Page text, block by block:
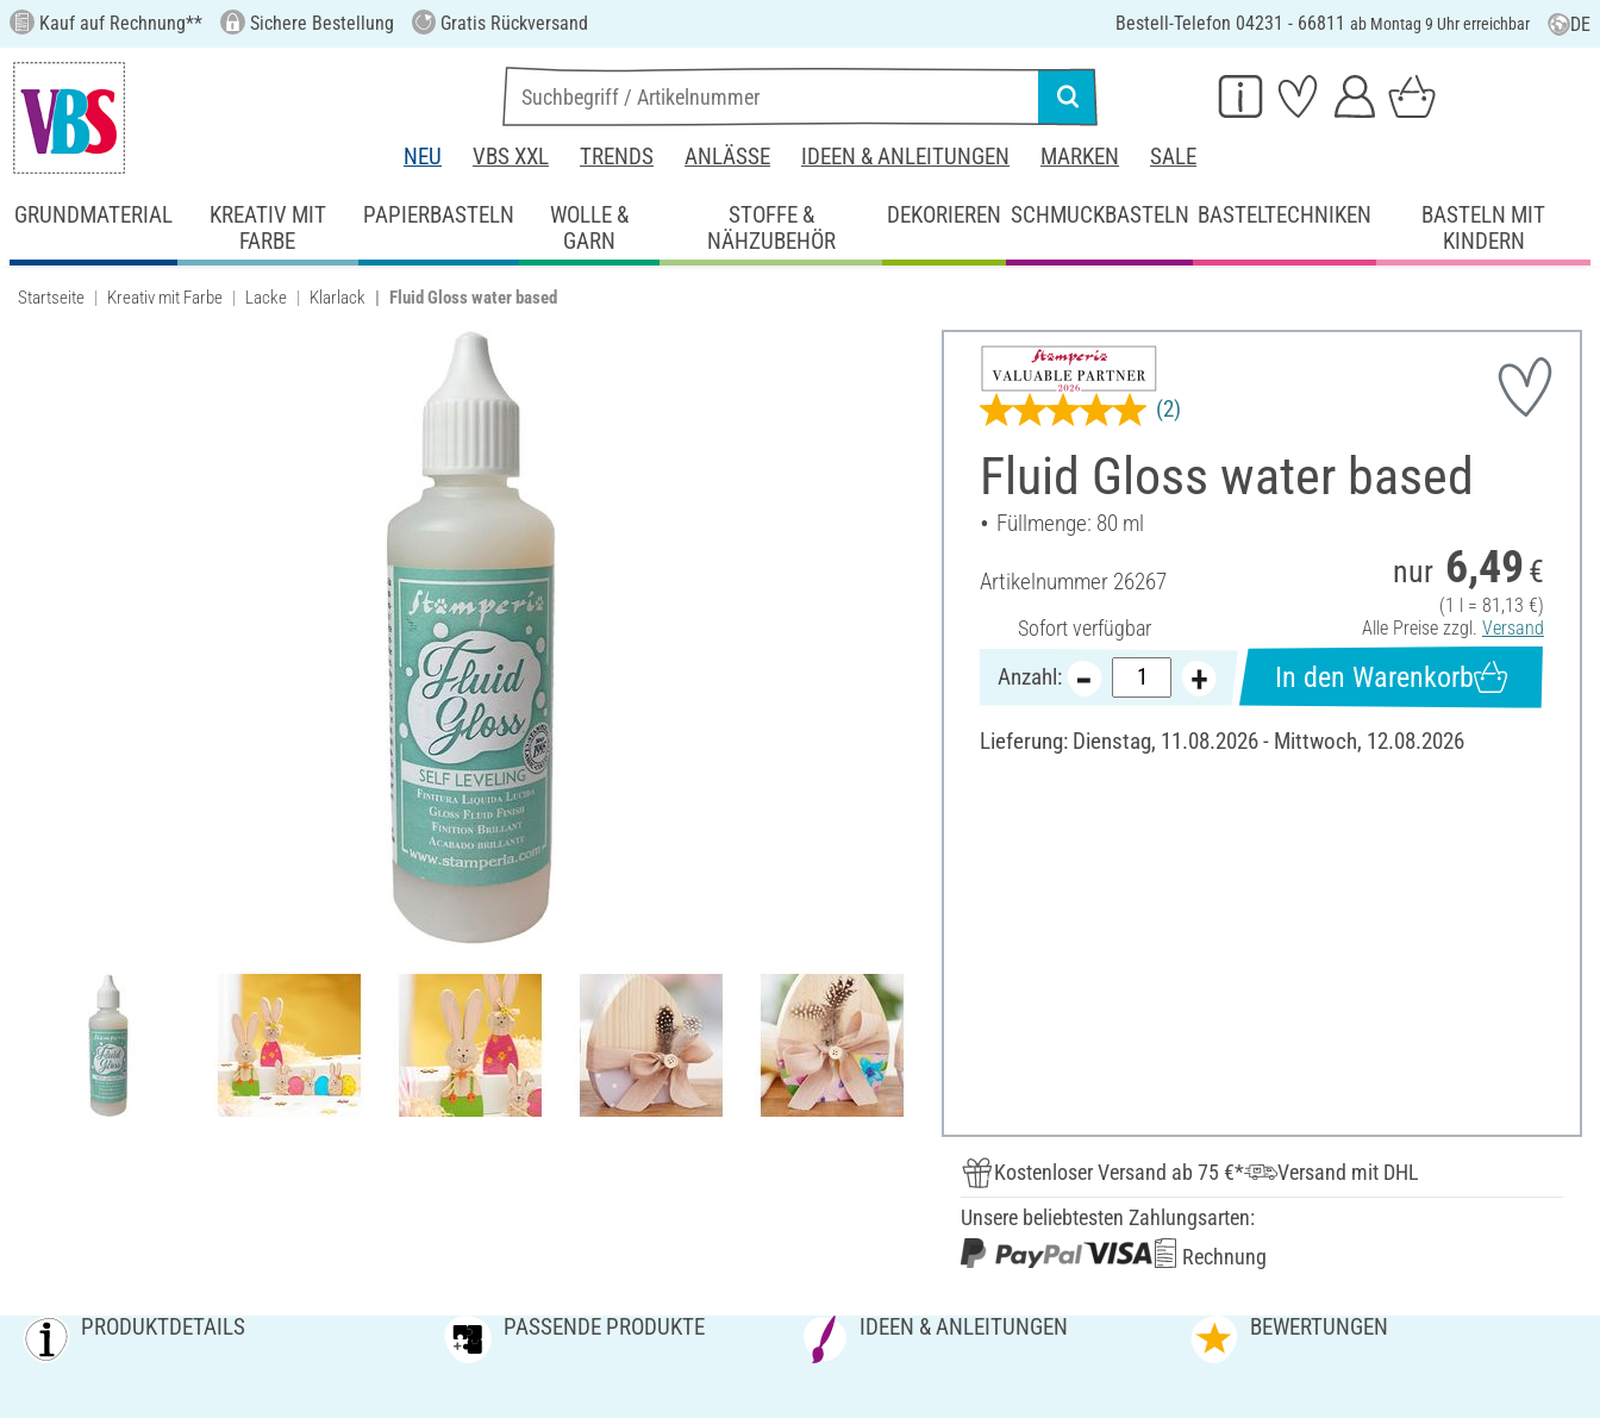
Kauf auf Rechnung** Sichere Bestellung Gratis Rückversand Bestell-Telefon 04231 - 66811 ab Montag 9 Uhr erreichbar DE
NEU VBS XXL TRENDS ANLÄSSE IDEEN & ANLEITUNGEN MARKEN SALE
GRUNDMATERIAL
KREATIV MIT
FARBE
PAPIERBASTELN
WOLLE &
GARN
STOFFE &
NÄHZUBEHÖR
DEKORIEREN SCHMUCKBASTELN BASTELTECHNIKEN
BASTELN MIT
KINDERN
Startseite Kreativ mit Farbe Lacke Klarlack Fluid Gloss water based
Fluid Gloss water based
(2)
Füllmenge: 80 ml
Artikelnummer 26267
Sofort verfügbar
nur 6,49 €
(1 l = 81,13 €)
Alle Preise zzgl. Versand
Anzahl: In den Warenkorb
Lieferung: Dienstag, 11.08.2026 - Mittwoch, 12.08.2026
Kostenloser Versand ab 75 €*
Versand mit DHL
Unsere beliebtesten Zahlungsarten:
Rechnung
PRODUKTDETAILS PASSENDE PRODUKTE IDEEN & ANLEITUNGEN BEWERTUNGEN